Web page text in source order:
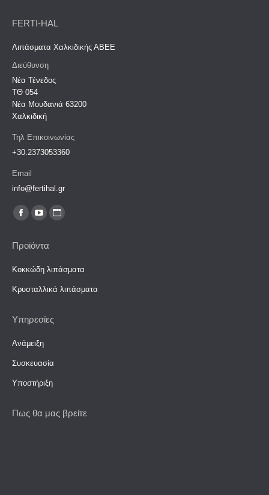
FERTI-HAL
Λιπάσματα Χαλκιδικής ΑΒΕΕ
Διεύθυνση
Νέα Τένεδος
ΤΘ 054
Νέα Μουδανιά 63200‎
Χαλκιδική
Τηλ Επικοινωνίας
+30.2373053360
Email
info@fertihal.gr
Find us on:
Facebook
opens
in
YouTube
opens
in
Website
in
Προϊόντα
Κοκκώδη λιπάσματα
Κρυσταλλικά λιπάσματα
Υπηρεσίες
Ανάμειξη
Συσκευασία
Υποστήριξη
Πως θα μας βρείτε